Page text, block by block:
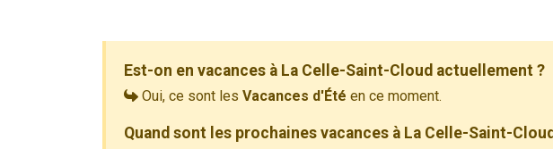
Est-on en vacances à La Celle-Saint-Cloud actuellement ?
Oui, ce sont les Vacances d'Été en ce moment.
Quand sont les prochaines vacances à La Celle-Saint-